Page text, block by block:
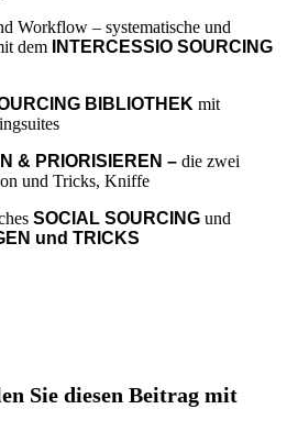
Workflow – systematische und
dem
INTERCESSIO SOURCING
BIBLIOTHEK mit
& PRIORISIEREN – die zwei
und Tricks, Kniffe
SOCIAL SOURCING und
und TRICKS
Sie diesen Beitrag mit